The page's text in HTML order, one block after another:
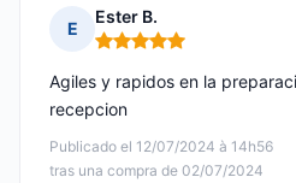
E
Ester B.
Nota: 5 de 5
Publicado el 12/07/2024 à 14h56
tras una compra de 02/07/2024
Agiles y rapidos en la
recepcion